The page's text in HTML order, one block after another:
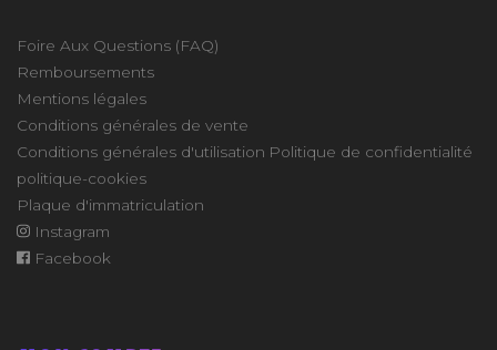
Foire Aux Questions (FAQ)
Remboursements
Mentions légales
Conditions générales de vente
Conditions générales d'utilisation Politique de confidentialité
politique-cookies
Plaque d'immatriculation
Instagram
Facebook